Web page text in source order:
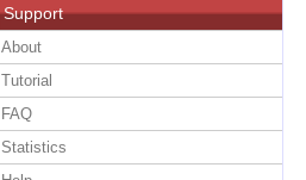
Support
About
Tutorial
FAQ
Statistics